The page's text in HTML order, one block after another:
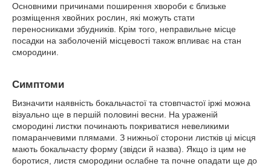
Основними причинами поширення хвороби є близьке
розміщення хвойних рослин, які можуть стати
переносниками збудників. Крім того, неправильне місце
посадки на заболоченій місцевості також впливає на стан
смородини.
Симптоми
Визначити наявність бокальчастої та стовпчастої іржі можна
візуально ще в першій половині весни. На ураженій
смородині листки починають покриватися невеликими
помаранчевими плямами. З нижньої сторони листків ці місця
мають бокальчасту форму (звідси й назва). Якщо із цим не
боротися, листя смородини ослабне та почне опадати ще до